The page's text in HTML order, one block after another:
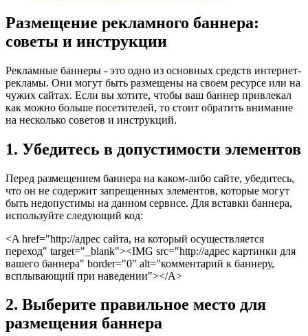
Размещение рекламного баннера:
советы и инструкции
Рекламные баннеры - это одно из основных средств интернет-
рекламы. Они могут быть размещены на своем ресурсе или на
чужих сайтах. Если вы хотите, чтобы ваш баннер привлекал
как можно больше посетителей, то стоит обратить внимание
на несколько советов и инструкций.
1. Убедитесь в допустимости элементов
Перед размещением баннера на каком-либо сайте, убедитесь,
что он не содержит запрещенных элементов, которые могут
быть недопустимы на данном сервисе. Для вставки баннера,
используйте следующий код:
<A href="http://адрес сайта, на который осуществляется
переход" target="_blank"><IMG src="http://адрес картинки для
вашего баннера" border="0" alt="комментарий к баннеру,
всплывающий при наведении"></A>
2. Выберите правильное место для
размещения баннера